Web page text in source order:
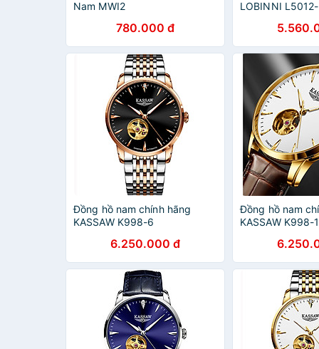
Nam MWI2
780.000 đ
LOBINNI
Đồng hồ nam chính hãng
KASSAW K998-6
6.250.000 đ
Đồng hồ nam
KASSAW K998-1